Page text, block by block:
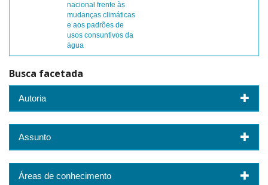
nacional frente às
mudanças climáticas
e aos padrões de
usos consuntivos da
água
Busca facetada
Autoria
Assunto
Áreas de conhecimento